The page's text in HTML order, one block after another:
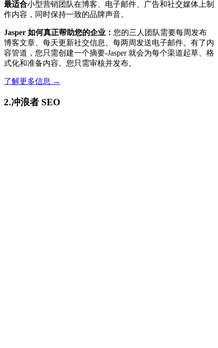
最适合小型营销团队在博客、电子邮件、广告和社交媒体上制
作内容，同时保持一致的品牌声音。
Jasper 如何真正帮助您的企业： 您的三人团队需要每周发布
博客文章、每天更新社交信息、每两周发送电子邮件。有了内
容管道，您只需创建一个摘要-Jasper 就会为每个渠道起草、格
式化和准备内容。您只需审核并发布。
了解更多信息 →
2.冲浪者 SEO